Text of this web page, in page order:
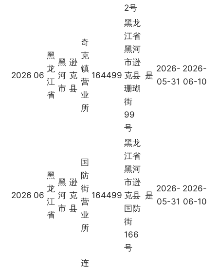
2号
2026 06
黑
龙
江
省
黑
河
市
逊
克
县
奇
克
镇
营
业
所
164499
黑龙
江省
黑河
市逊
克县
珊瑚
街
99
号
是
2026-
05-31
2026-
06-10
2026 06
黑
龙
江
省
黑
河
市
逊
克
县
国
防
街
营
业
所
164499
黑龙
江省
黑河
市逊
克县
国防
街
166
号
是
2026-
05-31
2026-
06-10
连